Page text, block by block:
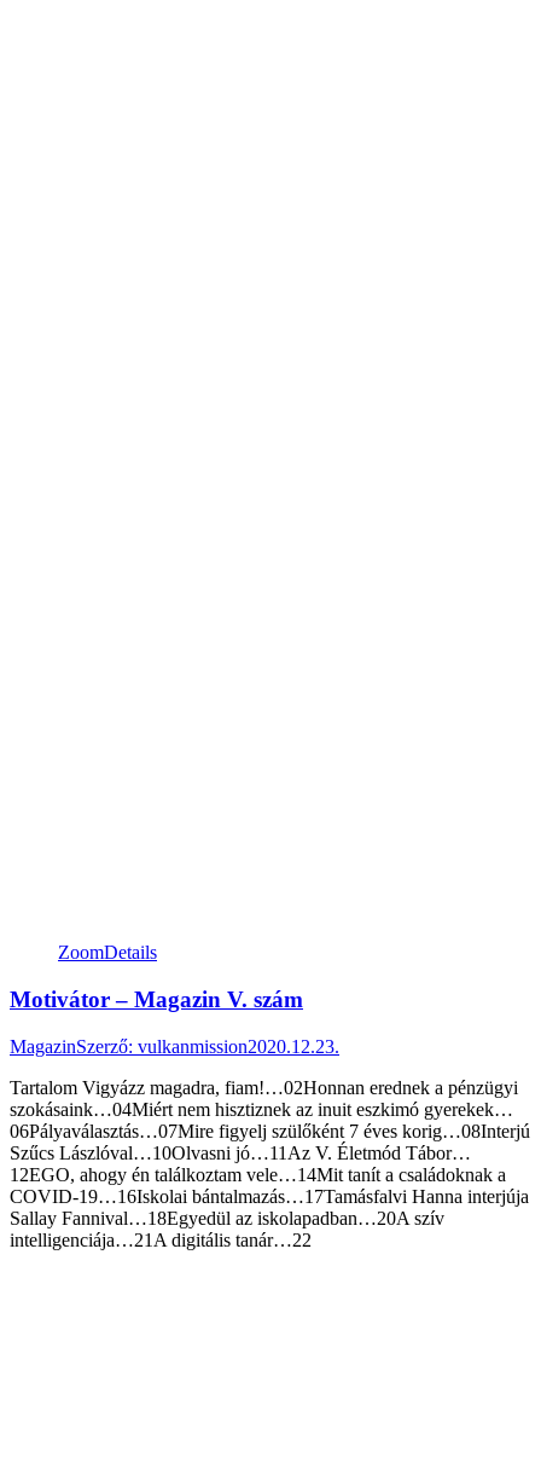
ZoomDetails
Motivátor – Magazin V. szám
MagazinSzerző: vulkanmission2020.12.23.
Tartalom Vigyázz magadra, fiam!…02Honnan erednek a pénzügyi
szokásaink…04Miért nem hisztiznek az inuit eszkimó gyerekek…
06Pályaválasztás…07Mire figyelj szülőként 7 éves korig…08Interjú
Szűcs Lászlóval…10Olvasni jó…11Az V. Életmód Tábor…
12EGO, ahogy én találkoztam vele…14Mit tanít a családoknak a
COVID-19…16Iskolai bántalmazás…17Tamásfalvi Hanna interjúja
Sallay Fannival…18Egyedül az iskolapadban…20A szív
intelligenciája…21A digitális tanár…22